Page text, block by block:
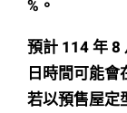
%。
預計 114 年 8
日時間可能會
若以預售屋定